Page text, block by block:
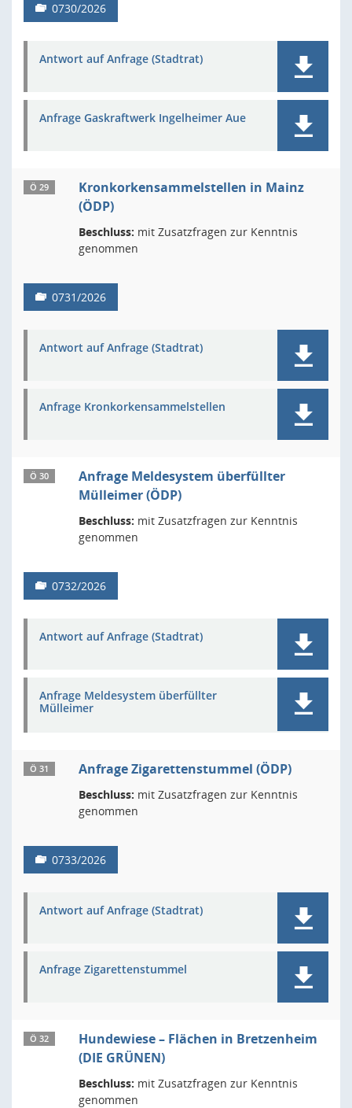
0730/2026
Antwort auf Anfrage (Stadtrat)
Anfrage Gaskraftwerk Ingelheimer Aue
Ö 29
Kronkorkensammelstellen in Mainz
(ÖDP)
Beschluss: mit Zusatzfragen zur Kenntnis
genommen
0731/2026
Antwort auf Anfrage (Stadtrat)
Anfrage Kronkorkensammelstellen
Ö 30
Anfrage Meldesystem überfüllter
Mülleimer (ÖDP)
Beschluss: mit Zusatzfragen zur Kenntnis
genommen
0732/2026
Antwort auf Anfrage (Stadtrat)
Anfrage Meldesystem überfüllter
Mülleimer
Ö 31 Anfrage Zigarettenstummel (ÖDP)
Beschluss: mit Zusatzfragen zur Kenntnis
genommen
0733/2026
Antwort auf Anfrage (Stadtrat)
Anfrage Zigarettenstummel
Ö 32
Hundewiese – Flächen in Bretzenheim
(DIE GRÜNEN)
Beschluss: mit Zusatzfragen zur Kenntnis
genommen